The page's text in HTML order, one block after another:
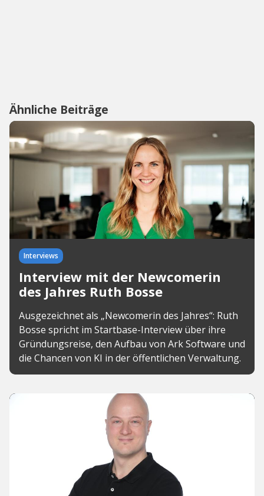
Ähnliche Beiträge
Interviews
Interview mit der Newcomerin
des Jahres Ruth Bosse
Ausgezeichnet als „Newcomerin des Jahres“: Ruth
Bosse spricht im Startbase-Interview über ihre
Gründungsreise, den Aufbau von Ark Software und
die Chancen von KI in der öffentlichen Verwaltung.